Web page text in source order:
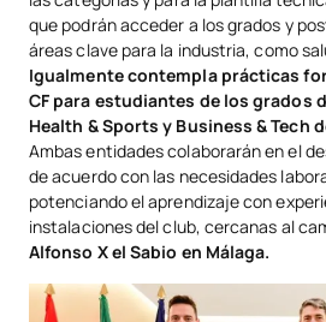
que podrán acceder a los grados y
áreas clave para la industria, como
Igualmente contempla prácticas
CF para estudiantes de los grados
Health & Sports y Business & Tech
Ambas entidades colaborarán en el
de acuerdo con las necesidades
potenciando el aprendizaje con
instalaciones del club, cercanas al
Alfonso X el Sabio en Málaga.